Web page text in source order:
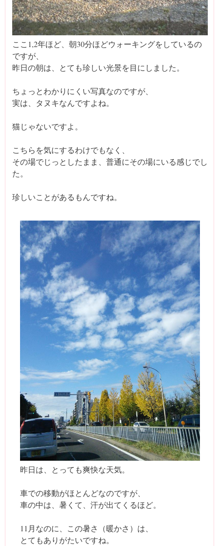
ここ1,2年ほど、朝30分ほどウォーキングをしているの
ですが、
昨日の朝は、とても珍しい光景を目にしました。
ちょっとわかりにくい写真なのですが、
実は、タヌキなんですよね。
猫じゃないですよ。
こちらを気にするわけでもなく、
その場でじっとしたまま、普通にその場にいる感じでし
た。
珍しいことがあるもんですね。
昨日は、とっても爽快な天気。
車での移動がほとんどなのですが、
車の中は、暑くて、汗が出てくるほど。
11月なのに、この暑さ（暖かさ）は、
とてもありがたいですね。